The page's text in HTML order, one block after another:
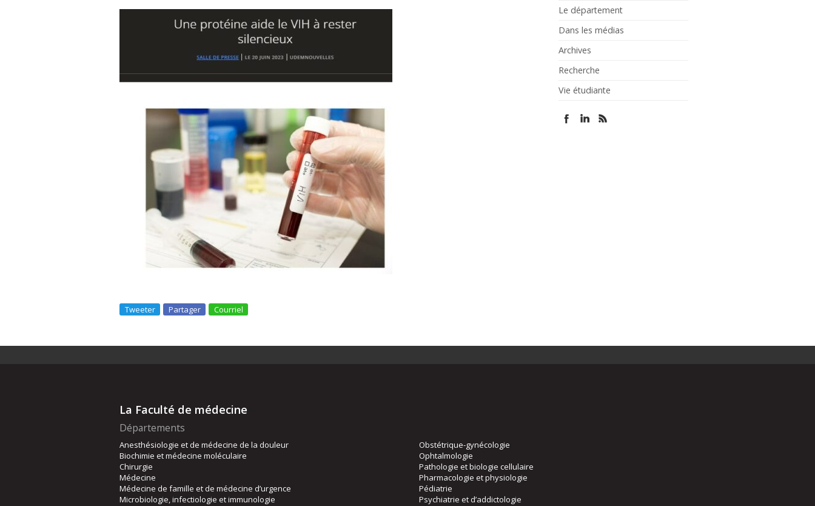
Le département
Dans les médias
Archives
Recherche
Vie étudiante
Tweeter Partager Courriel
La Faculté de médecine
Départements
Anesthésiologie et de médecine de la douleur
Biochimie et médecine moléculaire
Chirurgie
Médecine
Médecine de famille et de médecine d’urgence
Microbiologie, infectiologie et immunologie
Obstétrique-gynécologie
Ophtalmologie
Pathologie et biologie cellulaire
Pharmacologie et physiologie
Pédiatrie
Psychiatrie et d’addictologie